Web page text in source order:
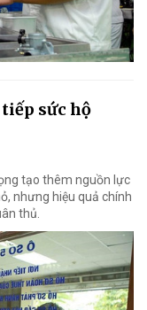
sức hộ
tạo thêm nguồn lực
nhưng hiệu quả chính
thủ.